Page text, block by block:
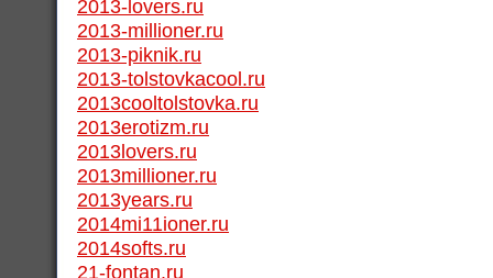
2013-lovers.ru
2013-millioner.ru
2013-piknik.ru
2013-tolstovkacool.ru
2013cooltolstovka.ru
2013erotizm.ru
2013lovers.ru
2013millioner.ru
2013years.ru
2014mi11ioner.ru
2014softs.ru
21-fontan.ru